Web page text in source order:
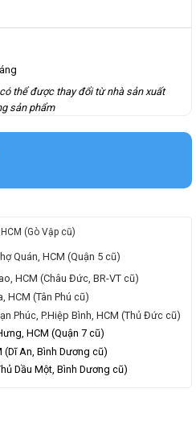
thể được thay đổi từ nhà sản xuất
sản phẩm
(Gò Vập cũ)
Quán, HCM (Quận 5 cũ)
HCM (Châu Đức, BR-VT cũ)
HCM (Tân Phú cũ)
Phúc, P.Hiệp Bình, HCM (Thủ Đức cũ)
HCM (Quận 7 cũ)
(Dĩ An, Bình Dương cũ)
Dầu Một, Bình Dương cũ)